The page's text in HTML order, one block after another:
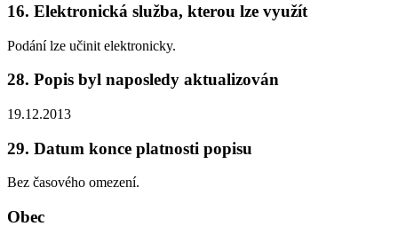
16. Elektronická služba, kterou lze využít
Podání lze učinit elektronicky.
28. Popis byl naposledy aktualizován
19.12.2013
29. Datum konce platnosti popisu
Bez časového omezení.
Obec